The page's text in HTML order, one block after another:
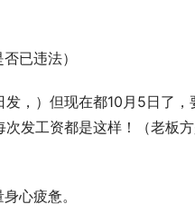
已违法）
，）但现在都10月5日了，
发工资都是这样！（老板
心疲惫。